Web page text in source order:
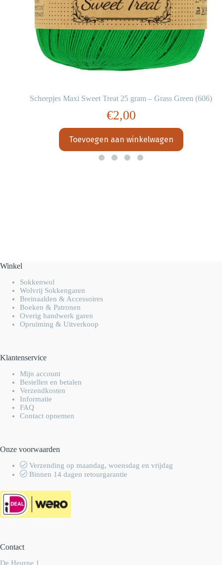
Scheepjes Maxi Sweet Treat 25 gram – Grass Green (606)
€2,00
Toevoegen aan winkelwagen
Winkel
Sokkenwol
Wolvrij Sokkengaren
Breinaalden & Accessoires
Boeken & Patronen
Overig handwerk garen
Opruiming & Uitverkoop
Klantenservice
Mijn account
Bestellen en betalen
Verzendkosten
Informatie
FAQ
Contact opnemen
Onze voorwaarden
Verzending op maandag, woensdag en vrijdag
Binnen 14 dagen retourgarantie
Contact
De Heurne 1